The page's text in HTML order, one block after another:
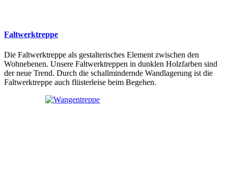
Faltwerktreppe
Die Faltwerktreppe als gestalterisches Element zwischen den
Wohnebenen. Unsere Faltwerktreppen in dunklen Holzfarben sind
der neue Trend. Durch die schallmindernde Wandlagerung ist die
Faltwerktreppe auch flüsterleise beim Begehen.